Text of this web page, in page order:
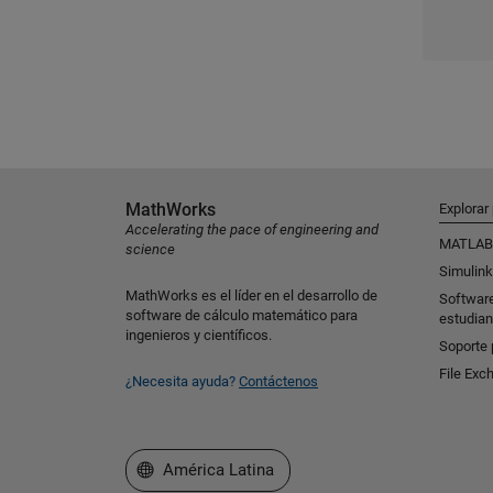
MathWorks
Accelerating the pace of engineering and
science
MathWorks es el líder en el desarrollo de
software de cálculo matemático para
ingenieros y científicos.
¿Necesita ayuda? Contáctenos
MATLAB
Simulink
Soporte
File
Seleccione un país/idioma
América Latina